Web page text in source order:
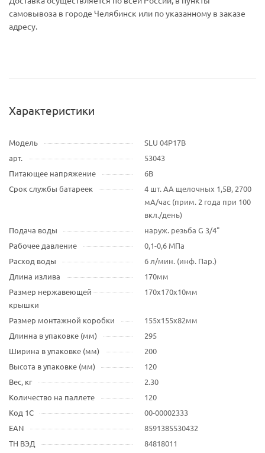
самовывоза в городе Челябинск или по указанному в заказе
адресу.
Характеристики
Модель
SLU 04P17B
арт.
53043
Питающее напряжение
6В
Срок службы батареек
4 шт. AA щелочных 1,5В, 2700
мA/час (прим. 2 года при 100
вкл./день)
Подача воды
наруж. резьба G 3/4"
Рабочее давление
0,1-0,6 МПа
Расход воды
6 л/мин. (инф. Пар.)
Длина излива
170мм
Размер нержавеющей
крышки
170x170x10мм
Размер монтажной коробки
155x155x82мм
Длинна в упаковке (мм)
295
Ширина в упаковке (мм)
200
Высота в упаковке (мм)
120
Вес, кг
2.30
Количество на паллете
120
Код 1С
00-00002333
EAN
8591385530432
ТН ВЭД
84818011